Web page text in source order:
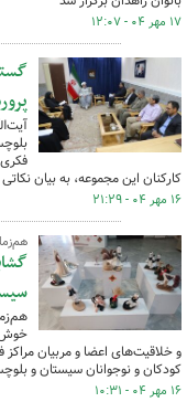
۱۷ مهر ۰۴ - ۱۲:۰۷
کارکنان این مجموعه، به بیان
۱۶ مهر ۰۴ - ۲۱:۲۹
خوش
و خلاقیت‌های اعضا و مربیان
کودکان و نوجوانان سیستان و
۱۶ مهر ۰۴ - ۱۰:۳۱